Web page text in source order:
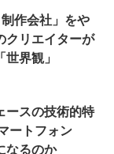
作会社」をや
リエイターが
界観」
ースの技術的特
ートフォン
なるのか